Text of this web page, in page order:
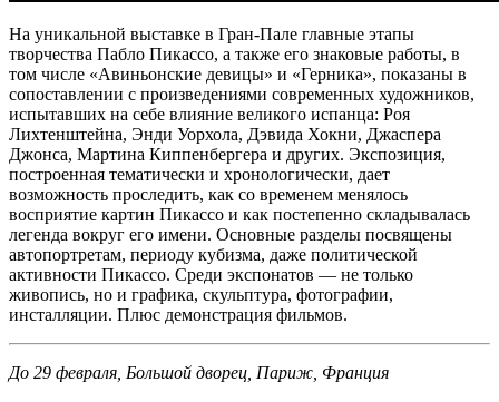
На уникальной выставке в Гран-Пале главные этапы
творчества Пабло Пикассо, а также его знаковые работы, в
том числе «Авиньонские девицы» и «Герника», показаны в
сопоставлении с произведениями современных художников,
испытавших на себе влияние великого испанца: Роя
Лихтенштейна, Энди Уорхола, Дэвида Хокни, Джаспера
Джонса, Мартина Киппенбергера и других. Экспозиция,
построенная тематически и хронологически, дает
возможность проследить, как со временем менялось
восприятие картин Пикассо и как постепенно складывалась
легенда вокруг его имени. Основные разделы посвящены
автопортретам, периоду кубизма, даже политической
активности Пикассо. Среди экспонатов — не только
живопись, но и графика, скульптура, фотографии,
инсталляции. Плюс демонстрация фильмов.
До 29 февраля, Большой дворец, Париж, Франция